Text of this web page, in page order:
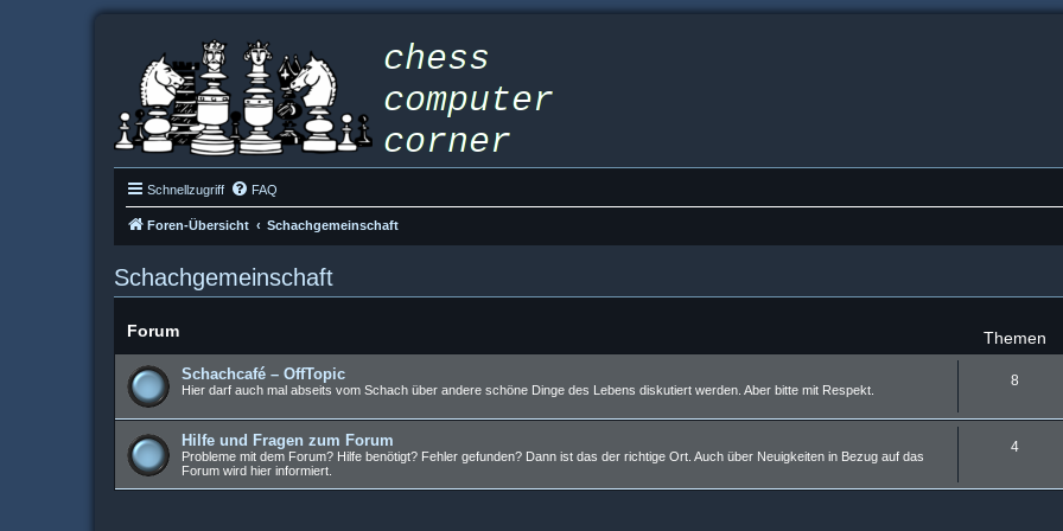
Schnellzugriff FAQ
Foren-Übersicht Schachgemeinschaft
Schachgemeinschaft
Forum Themen
Schachcafé – OffTopic
Hier darf auch mal abseits vom Schach über andere schöne Dinge des Lebens diskutiert werden. Aber bitte mit Respekt.
8
Hilfe und Fragen zum Forum
Probleme mit dem Forum? Hilfe benötigt? Fehler gefunden? Dann ist das der richtige Ort. Auch über Neuigkeiten in Bezug auf das
Forum wird hier informiert.
4